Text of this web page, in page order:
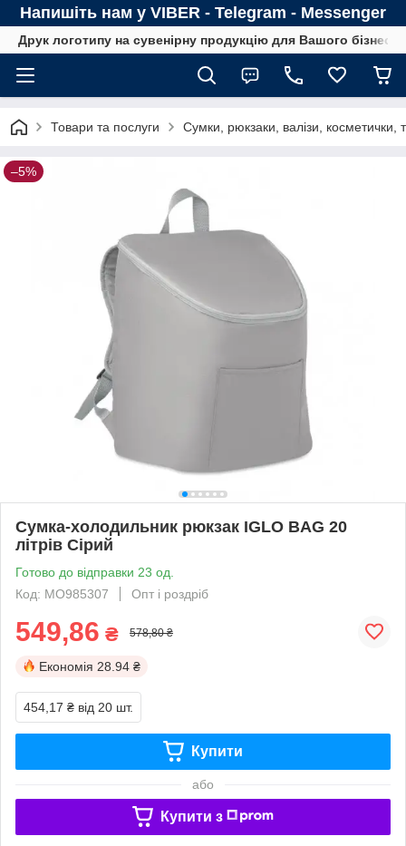
Напишіть нам у VIBER - Telegram - Messenger
Друк логотипу на сувенірну продукцію для Вашого бізнесу
Товари та послуги Сумки, рюкзаки, валізи, косметички,
–5%
Сумка-холодильник рюкзак IGLO BAG 20
літрів Сірий
Готово до відправки 23 од.
Код: MO985307
Опт і роздріб
549,86 ₴ 578,80 ₴
Економія 28.94 ₴
454,17 ₴ від 20 шт.
Купити
або
Купити з